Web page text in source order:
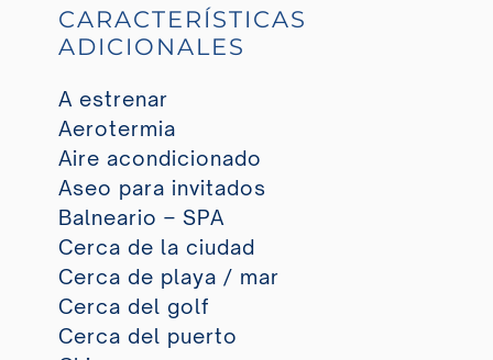
CARACTERÍSTICAS
ADICIONALES
A estrenar
Aerotermia
Aire acondicionado
Aseo para invitados
Balneario – SPA
Cerca de la ciudad
Cerca de playa / mar
Cerca del golf
Cerca del puerto